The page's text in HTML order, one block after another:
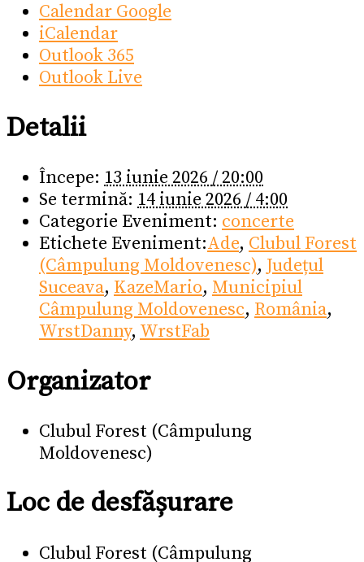
Calendar Google
iCalendar
Outlook 365
Outlook Live
Detalii
Începe: 13 iunie 2026 / 20:00
Se termină: 14 iunie 2026 / 4:00
Categorie Eveniment: concerte
Etichete Eveniment:Ade, Clubul Forest
(Câmpulung Moldovenesc), Județul
Suceava, KazeMario, Municipiul
Câmpulung Moldovenesc, România,
WrstDanny, WrstFab
Organizator
Clubul Forest (Câmpulung
Moldovenesc)
Loc de desfășurare
Clubul Forest (Câmpulung